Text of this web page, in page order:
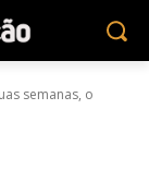
semanas, o